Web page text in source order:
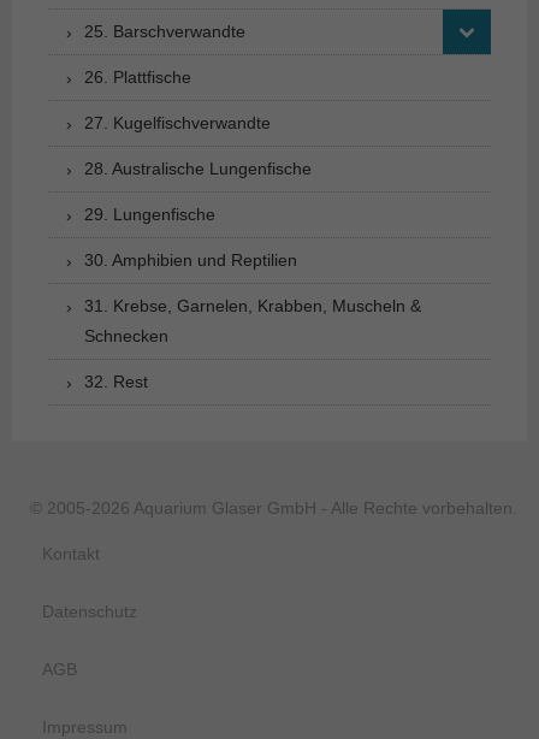
25. Barschverwandte
26. Plattfische
27. Kugelfischverwandte
28. Australische Lungenfische
29. Lungenfische
30. Amphibien und Reptilien
31. Krebse, Garnelen, Krabben, Muscheln &
Schnecken
32. Rest
© 2005-2026 Aquarium Glaser GmbH - Alle Rechte vorbehalten.
Kontakt
Datenschutz
AGB
Impressum